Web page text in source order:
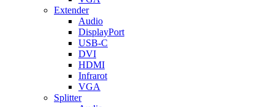
Extender
Audio
DisplayPort
USB-C
DVI
HDMI
Infrarot
VGA
Splitter